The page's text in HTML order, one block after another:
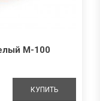
М-100
КУПИТЬ